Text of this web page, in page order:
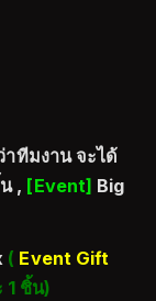
ทีมงาน จะได้
, [Event] Big
( Event Gift
1 ชิ้น)